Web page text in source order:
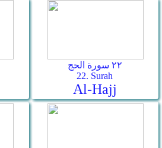
٢٢ سورة الحج
22. Surah
Al-Hajj